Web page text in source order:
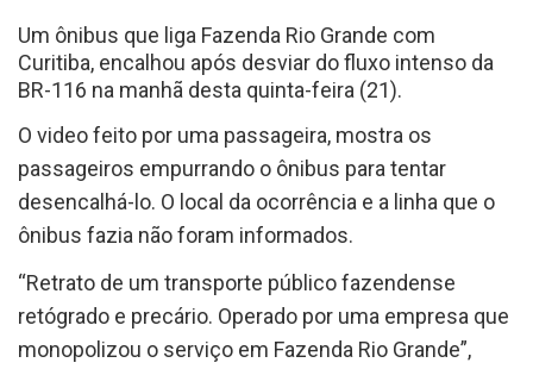
Um ônibus que liga Fazenda Rio Grande com
Curitiba, encalhou após desviar do fluxo intenso da
BR-116 na manhã desta quinta-feira (21).
O video feito por uma passageira, mostra os
passageiros empurrando o ônibus para tentar
desencalhá-lo. O local da ocorrência e a linha que o
ônibus fazia não foram informados.
“Retrato de um transporte público fazendense
retógrado e precário. Operado por uma empresa que
monopolizou o serviço em Fazenda Rio Grande”,